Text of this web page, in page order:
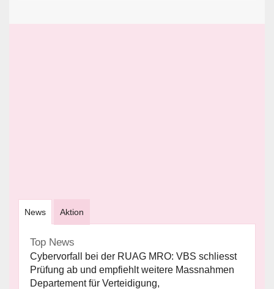
News Aktion
Top News
Cybervorfall bei der RUAG MRO: VBS schliesst
Prüfung ab und empfiehlt weitere Massnahmen
Departement für Verteidigung,